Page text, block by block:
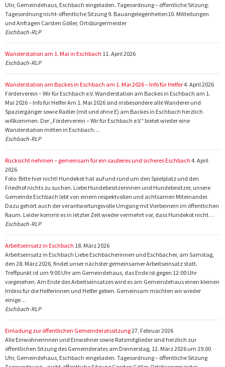
Uhr, Gemeindehaus, Eschbach eingeladen. Tagesordnung – öffentliche Sitzung:
Tagesordnung nicht-öffentliche Sitzung 9. Bauangelegenheiten10. Mitteilungen
und Anfragen Carsten Göller, Ortsbürgermeister
Eschbach-RLP
Wanderstation am 1. Mai in Eschbach 11. April 2026
Eschbach-RLP
Wanderstation am Backes in Eschbach am 1. Mai 2026 – Info für Helfer4. April 2026
Förderverein – Wir für Eschbach e.V. Wanderstation am Backes in Eschbach am 1.
Mai 2026 – Info für Helfer Am 1. Mai 2026 sind insbesondere alle Wanderer und
Spaziergänger sowie Radler (mit und ohne E) am Backes in Eschbach herzlich
willkommen. Der „Förderverein – Wir für Eschbach e.V.“ bietet wieder eine
Wanderstation mitten in Eschbach…
Eschbach-RLP
Rücksicht nehmen – gemeinsam für ein sauberes und sicheres Eschbach 4. April
2026
Foto: Bitte hier nicht! Hundekot hat auf und rund um den Spielplatz und den
Friedhof nichts zu suchen. Liebe Hundebesitzerinnen und Hundebesitzer, unsere
Gemeinde Eschbach lebt von einem respektvollen und achtsamen Miteinander.
Dazu gehört auch der verantwortungsvolle Umgang mit Vierbeinern im öffentlichen
Raum. Leider kommt es in letzter Zeit wieder vermehrt vor, dass Hundekot nicht…
Eschbach-RLP
Arbeitseinsatz in Eschbach 18. März 2026
Arbeitseinsatz in Eschbach Liebe Eschbacherinnen und Eschbacher, am Samstag,
den 28. März 2026, findet unser nächster gemeinsamer Arbeitseinsatz statt.
Treffpunkt ist um 9:00 Uhr am Gemeindehaus, das Ende ist gegen 12:00 Uhr
vorgesehen. Am Ende des Arbeitseinsatzes wird es am Gemeindehaus einen kleinen
Imbiss für die Helferinnen und Helfer geben. Gemeinsam möchten wir wieder
einige…
Eschbach-RLP
Einladung zur öffentlichen Gemeinderatssitzung27. Februar 2026
Alle Einwohnerinnen und Einwohner sowie Ratsmitglieder sind herzlich zur
öffentlichen Sitzung des Gemeinderates am Donnerstag, 12. März 2026 um 19.00
Uhr, Gemeindehaus, Eschbach eingeladen. Tagesordnung – öffentliche Sitzung